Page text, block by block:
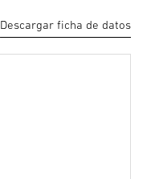
Descargar ficha de datos